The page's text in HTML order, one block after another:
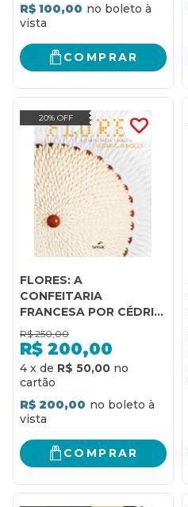
R$ 100,00
COMPRAR
20% OFF
FLORES: A
CONFEITARIA
FRANCESA POR CÉDRIC
GROLET
R$ 250,00
R$ 200,00
4 x de R$ 50,00
R$ 200,00
COMPRAR